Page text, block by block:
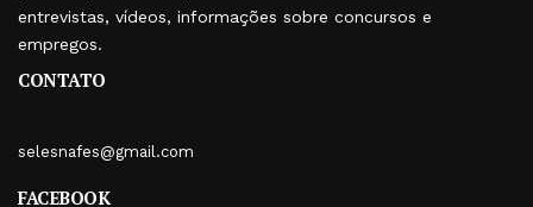
entrevistas, vídeos, informações sobre concursos e
empregos.
CONTATO
selesnafes@gmail.com
FACEBOOK